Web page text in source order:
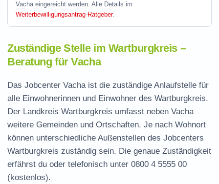
Vacha eingereicht werden. Alle Details im
Weiterbewilligungsantrag-Ratgeber.
Zuständige Stelle im Wartburgkreis –
Beratung für Vacha
Das Jobcenter Vacha ist die zuständige Anlaufstelle für
alle Einwohnerinnen und Einwohner des Wartburgkreis.
Der Landkreis Wartburgkreis umfasst neben Vacha
weitere Gemeinden und Ortschaften. Je nach Wohnort
können unterschiedliche Außenstellen des Jobcenters
Wartburgkreis zuständig sein. Die genaue Zuständigkeit
erfährst du oder telefonisch unter 0800 4 5555 00
(kostenlos).